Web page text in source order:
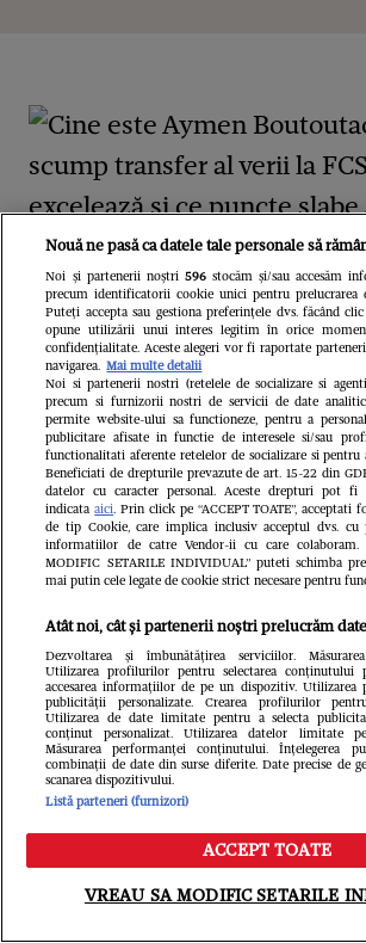
FANATIK.RO
Cine este Aymen
mai scump transfer al
Unde excelează și ce
are: „Îmi place să provoc”
GSP.RO
Aymen Boutoutaou, noua
achiziție a lui FCSB, și-a
făcut apariția în Ghencea!
Meniu Caută
Nouă ne pasă ca datele tale personale să
Noi și partenerii noștri 596stocăm și/sau accesăm
precum identificatorii cookie unici pentru prelucrarea
Puteți accepta sau gestiona preferințele dvs. făcând
opune utilizării unui interes legitim în orice
confidențialitate. Aceste alegeri vor fi raportate
navigarea. Mai multe detalii
Noi si partenerii nostri (retelele de socializare si
precum si furnizorii nostri de servicii de date
permite website-ului sa functioneze, pentru a
publicitare afisate in functie de interesele si/sau
functionalitati aferente retelelor de socializare si pentru
Beneficiati de drepturile prevazute de art. 15-22 din
datelor cu caracter personal. Aceste drepturi pot fi
indicataaici. Prin click pe “ACCEPT TOATE”, acceptati
de tip Cookie, care implica inclusiv acceptul dvs. cu
informatiilor de catre Vendor-ii cu care
MODIFIC SETARILE INDIVIDUAL” puteti schimba
mai putin cele legate de cookie strict necesare pentru
Atât noi, cât și partenerii noștri prelucrăm
Dezvoltarea și îmbunătățirea serviciilor.
Utilizarea profilurilor pentru selectarea conținutului
accesarea informațiilor de pe un dispozitiv. Utilizarea
publicității personalizate. Crearea profilurilor
Utilizarea de date limitate pentru a selecta
conținut personalizat. Utilizarea datelor limitate
Măsurarea performanței conținutului. Înțelegerea
combinații de date din surse diferite. Date precise de
scanarea dispozitivului.
Listă parteneri (furnizori)
ACCEPT TOATE
VREAU SA MODIFIC SETARILE